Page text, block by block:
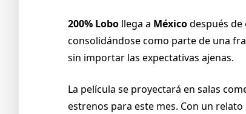
200% Lobo llega a Méxicodespués de
consolidándose como parte de una
sin importar las expectativas ajenas.
La película se proyectará en salas
estrenos para este mes. Con un